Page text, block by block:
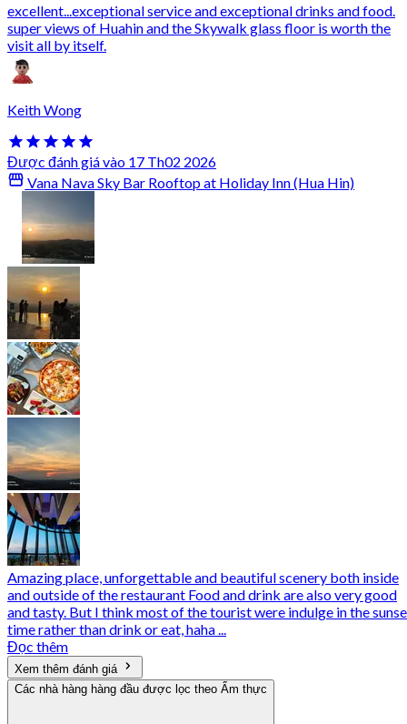
excellent...exceptional service and exceptional drinks and food.
super views of Huahin and the Skywalk glass floor is worth the
visit all by itself.
Keith Wong
Được đánh giá vào 17 Th02 2026
Vana Nava Sky Bar Rooftop at Holiday Inn (Hua Hin)
Amazing place, unforgettable and beautiful scenery both inside
and outside of the restaurant Food and drink are also very good
and tasty. But I think most of the tourist were indulge in the
time rather than drink or eat, haha ...
Đọc thêm
Xem thêm đánh giá
Các nhà hàng hàng đầu được lọc theo Ẩm thực